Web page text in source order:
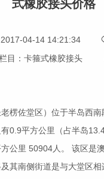
式橡胶接头价格
04-14 14:21:34
目：卡箍式橡胶接头
老楞佐堂区）位于半岛西
0.9平方公里（占半岛
公里 50904人。 该区是
其南侧街道是与大堂区